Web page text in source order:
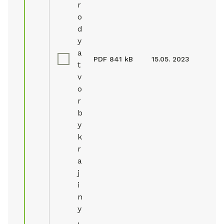
r
o
d
y
a
t
v
o
r
b
y
k
r
a
j
i
n
y
,
PDF 841 kB 15.05. 2023